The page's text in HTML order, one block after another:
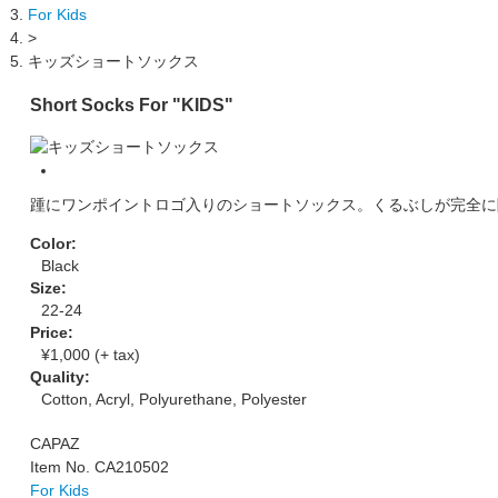
For Kids
>
キッズショートソックス
Short Socks For "KIDS"
踵にワンポイントロゴ入りのショートソックス。くるぶしが完全に
Color:
Black
Size:
22-24
Price:
¥1,000 (+ tax)
Quality:
Cotton, Acryl, Polyurethane, Polyester
CAPAZ
Item No. CA210502
For Kids